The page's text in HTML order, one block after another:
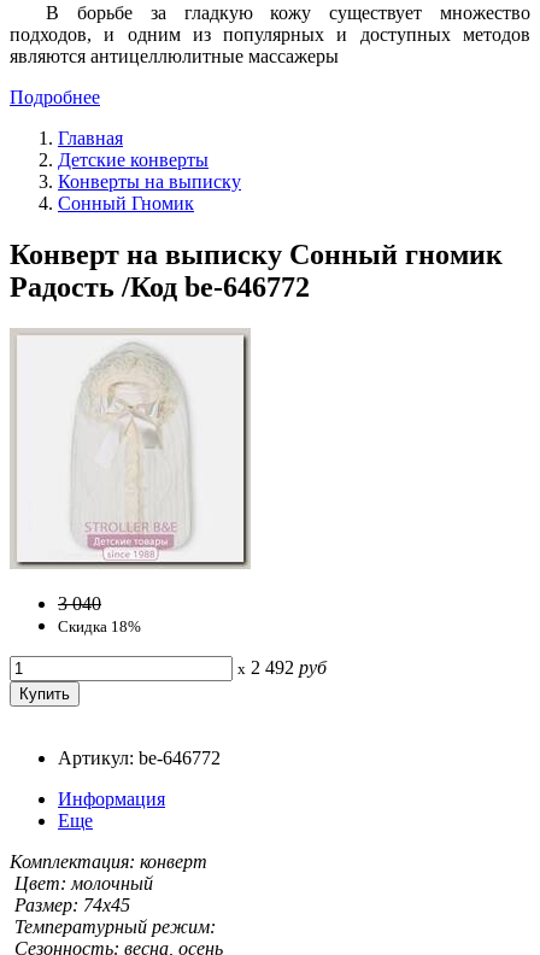
В борьбе за гладкую кожу существует множество
подходов, и одним из популярных и доступных методов
являются антицеллюлитные массажеры
Подробнее
Главная
Детские конверты
Конверты на выписку
Сонный Гномик
Конверт на выписку Сонный гномик
Радость /Код be-646772
3 040
Скидка 18%
x 2 492 руб
Артикул: be-646772
Информация
Еще
Комплектация: конверт
Цвет: молочный
Размер: 74х45
Температурный режим:
Сезонность: весна, осень